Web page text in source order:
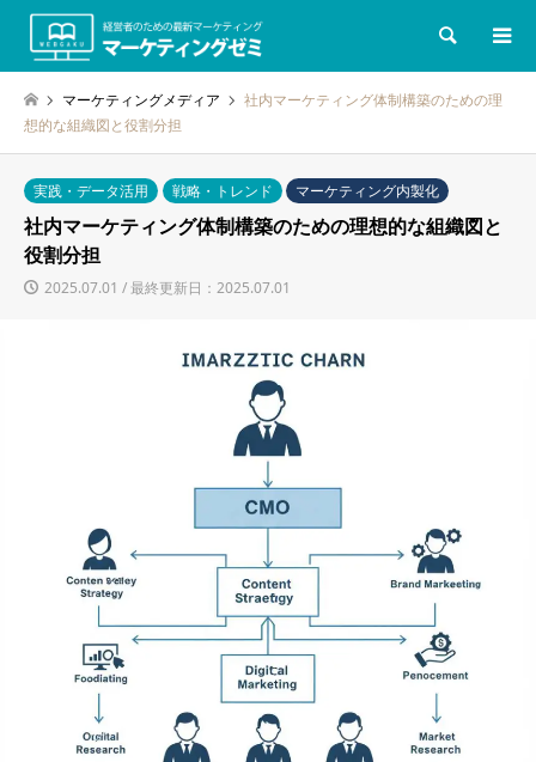
検索
マーケティングメディア
社内マーケティング体制構築のための理
想的な組織図と役割分担
実践・データ活用 戦略・トレンド
マーケティング内製化
社内マーケティング体制構築のための理想的な組織図と
役割分担
2025.07.01 / 最終更新日：2025.07.01